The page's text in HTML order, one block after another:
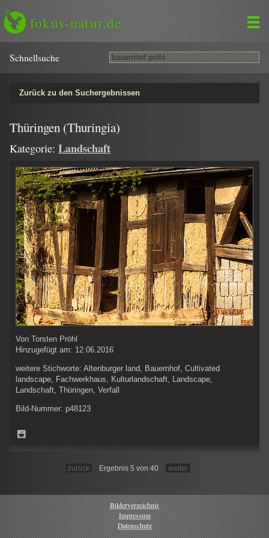
fokus-natur.de
Schnell­suche
Zurück zu den Suchergebnissen
Thüringen (Thuringia)
Kategorie: Landschaft
Von Torsten Pröhl
Hinzugefügt am: 12.06.2016
weitere Stichworte: Altenburger land, Bauernhof, Cultivated
landscape, Fachwerkhaus, Kulturlandschaft, Landscape,
Landschaft, Thüringen, Verfall
Bild-Nummer: p48123
zurück Ergebnis 5 von 40 weiter
Bilderverzeichnis
Impressum
Datenschutz